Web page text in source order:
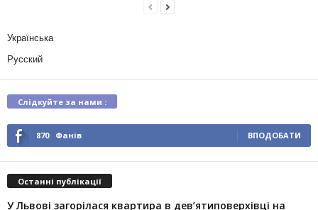
Українська
Русский
Слідкуйте за нами :
870 Фанів ВПОДОБАТИ
Останні публікації
У Львові загорілася квартира в дев’ятиповерхівці на